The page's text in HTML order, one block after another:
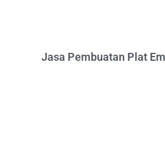
Jasa Pembuatan Plat